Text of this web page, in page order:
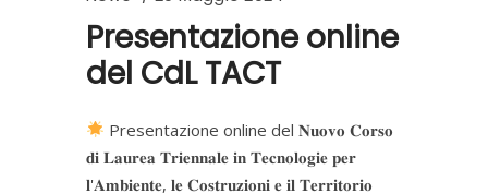
Presentazione online
del CdL TACT
Presentazione online del 𝐍𝐮𝐨𝐯𝐨 𝐂𝐨𝐫𝐬𝐨
𝐝𝐢 𝐋𝐚𝐮𝐫𝐞𝐚 𝐓𝐫𝐢𝐞𝐧𝐧𝐚𝐥𝐞 𝐢𝐧 𝐓𝐞𝐜𝐧𝐨𝐥𝐨𝐠𝐢𝐞 𝐩𝐞𝐫
𝐥'𝐀𝐦𝐛𝐢𝐞𝐧𝐭𝐞, 𝐥𝐞 𝐂𝐨𝐬𝐭𝐫𝐮𝐳𝐢𝐨𝐧𝐢 𝐞 𝐢𝐥 𝐓𝐞𝐫𝐫𝐢𝐭𝐨𝐫𝐢𝐨